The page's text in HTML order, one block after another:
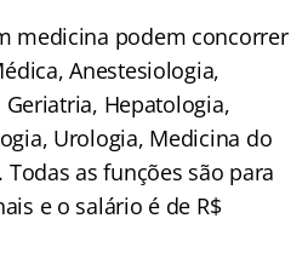
medicina podem concorrer
Anestesiologia,
Hepatologia,
Urologia, Medicina do
as funções são para
e o salário é de R$